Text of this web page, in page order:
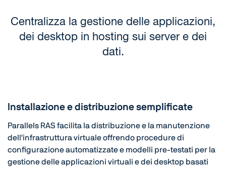
Centralizza la gestione delle applicazioni,
dei desktop in hosting sui server e dei
dati.
Installazione e distribuzione semplificate
Parallels RAS facilita la distribuzione e la manutenzione
dell'infrastruttura virtuale offrendo procedure di
configurazione automatizzate e modelli pre-testati per la
gestione delle applicazioni virtuali e dei desktop basati